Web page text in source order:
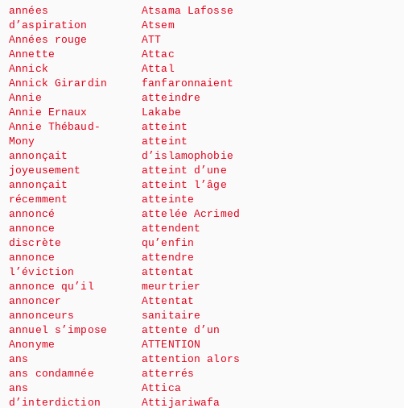
années
d’aspiration
Années rouge
Annette
Annick
Annick Girardin
Annie
Annie Ernaux
Annie Thébaud-
Mony
annonçait
joyeusement
annonçait
récemment
annoncé
annonce
discrète
annonce
l’éviction
annonce qu’il
annoncer
annonceurs
annuel s’impose
Anonyme
ans
ans condamnée
ans
d’interdiction
Atsama Lafosse
Atsem
ATT
Attac
Attal
fanfaronnaient
atteindre
Lakabe
atteint
atteint
d’islamophobie
atteint d’une
atteint l’âge
atteinte
attelée Acrimed
attendent
qu’enfin
attendre
attentat
meurtrier
Attentat
sanitaire
attente d’un
ATTENTION
attention alors
atterrés
Attica
Attijariwafa